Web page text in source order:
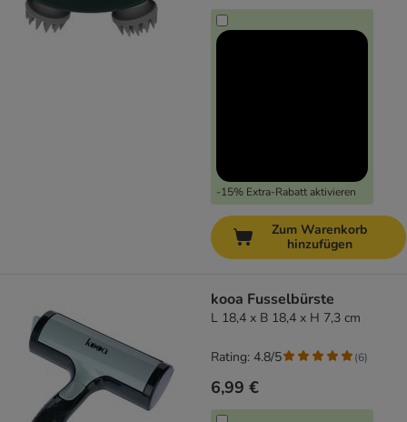
-15% Extra-Rabatt aktivieren
Zum Warenkorb
hinzufügen
kooa Fusselbürste
L 18,4 x B 18,4 x H 7,3 cm
6,99 €
Rating: 4.8/5 (6)